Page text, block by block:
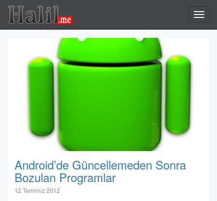
Halil.me
Android’de Güncellemeden Sonra
Bozulan Programlar
12 Temmuz 2012